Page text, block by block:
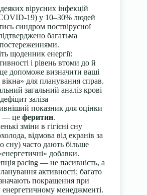
вірусних інфекцій
19) у 10–30% людей
синдром поствірусної
багатьма
щоденник енергії:
і рівень втоми до й
допоможе визначити ваші
вікна» для планування справ.
загальний аналіз крові
заліза —
показник для оцінки
— це феритин.
зміни в гігієні сну
відмова від екранів за
сну) часто дають більше
добавки.
pacing — не пасивність, а
активності; багато
покращення при
менеджменті.